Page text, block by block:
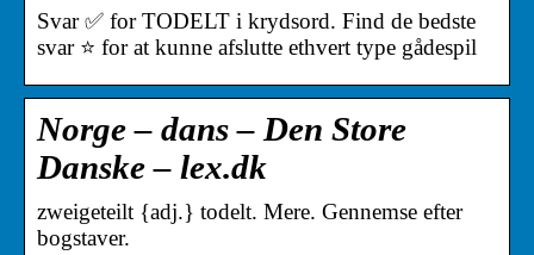
Svar ✅ for TODELT i krydsord. Find de bedste
svar ⭐ for at kunne afslutte ethvert type gådespil
Norge – dans – Den Store
Danske – lex.dk
zweigeteilt {adj.} todelt. Mere. Gennemse efter
bogstaver.